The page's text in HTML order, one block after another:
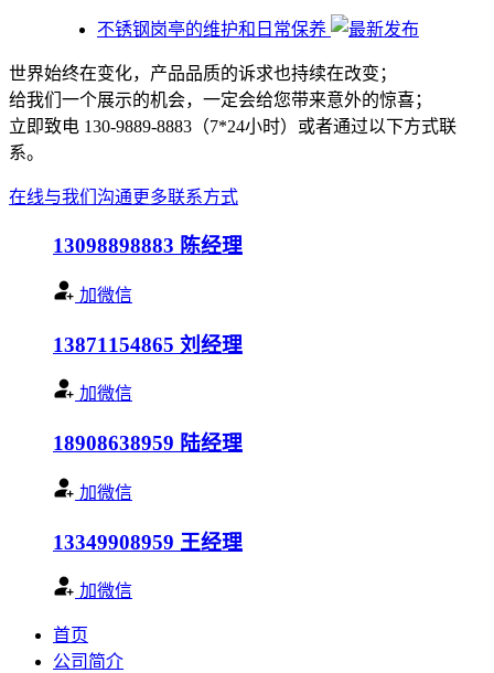
不锈钢岗亭的维护和日常保养
世界始终在变化，产品品质的诉求也持续在改变；
给我们一个展示的机会，一定会给您带来意外的惊喜；
立即致电 130-9889-8883（7*24小时）或者通过以下方式联
系。
在线与我们沟通更多联系方式
13098898883 陈经理
加微信
13871154865 刘经理
加微信
18908638959 陆经理
加微信
13349908959 王经理
加微信
首页
公司简介